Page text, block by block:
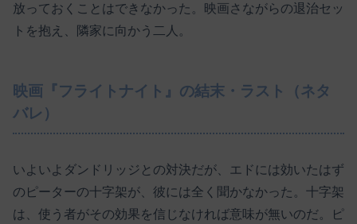
放っておくことはできなかった。映画さながらの退治セッ
トを抱え、隣家に向かう二人。
映画『フライトナイト』の結末・ラスト（ネタ
バレ）
いよいよダンドリッジとの対決だが、エドには効いたはず
のピーターの十字架が、彼には全く聞かなかった。十字架
は、使う者がその効果を信じなければ意味が無いのだ。ピ